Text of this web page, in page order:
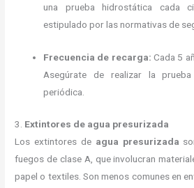
una prueba hidrostática cada
estipulado por las normativas de
Frecuencia de recarga: Cada 5
Asegúrate de realizar la
periódica.
3. Extintores de agua presurizada
Los extintores de agua presurizada
fuegos de clase A, que involucran
papel o textiles. Son menos comunes en